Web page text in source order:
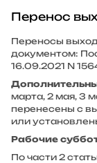
Перенос
Переносы
документом:
16.09.2021 N
марта, 2 мая, 3
перенесены с
или
Рабочие
По части 2